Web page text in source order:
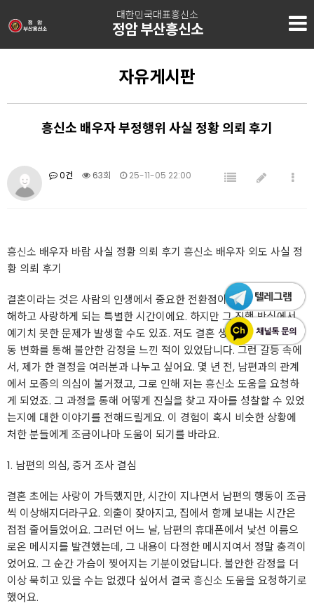
대한민국대표흥신소
정암 부산흥신소
자유게시판
흥신소 배우자 부정행위 사실 정황 의뢰 후기
0건 63회 25-11-05 22:00
흥신소 배우자 바람 사실 정황 의뢰 후기 흥신소 배우자 외도 사실 정
황 의뢰 후기
결혼이라는 것은 사람의 인생에서 중요한 전환점이자 서로를 깊이 이
해하고 사랑하게 되는 특별한 시간이에요. 하지만 그 진행 방식에서
예기치 못한 문제가 발생할 수도 있죠. 저도 결혼 생활 중에 남편의 행
동 변화를 통해 불안한 감정을 느낀 적이 있었답니다. 그런 갈등 속에
서, 제가 한 결정을 여러분과 나누고 싶어요. 몇 년 전, 남편과의 관계
에서 모종의 의심이 불거졌고, 그로 인해 저는 흥신소 도움을 요청하
게 되었죠. 그 과정을 통해 어떻게 진실을 찾고 자아를 성찰할 수 있었
는지에 대한 이야기를 전해드릴게요. 이 경험이 혹시 비슷한 상황에
처한 분들에게 조금이나마 도움이 되기를 바라요.
1. 남편의 의심, 증거 조사 결심
결혼 초에는 사랑이 가득했지만, 시간이 지나면서 남편의 행동이 조금
씩 이상해지더라구요. 외출이 잦아지고, 집에서 함께 보내는 시간은
점점 줄어들었어요. 그러던 어느 날, 남편의 휴대폰에서 낯선 이름으
로온 메시지를 발견했는데, 그 내용이 다정한 메시지여서 정말 충격이
었어요. 그 순간 가슴이 찢어지는 기분이었답니다. 불안한 감정을 더
이상 묵히고 있을 수는 없겠다 싶어서 결국 흥신소 도움을 요청하기로
했어요.